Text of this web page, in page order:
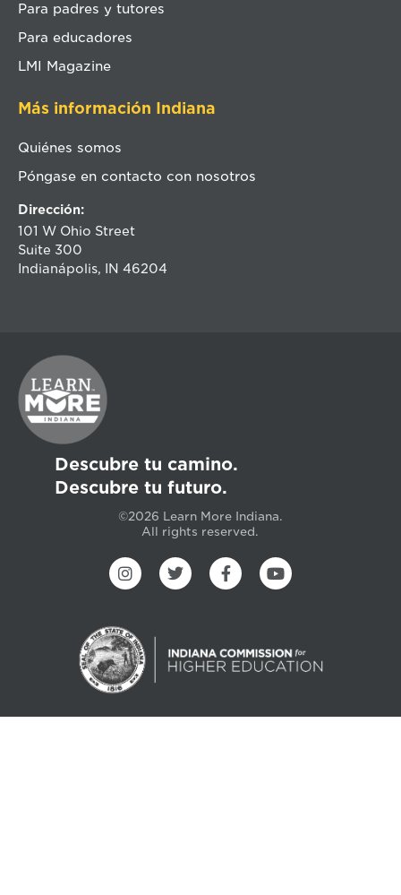
Para padres y tutores
Para educadores
LMI Magazine
Más información Indiana
Quiénes somos
Póngase en contacto con nosotros
Dirección:
101 W Ohio Street
Suite 300
Indianápolis, IN 46204
Descubre tu camino.
Descubre tu futuro.
©2026 Learn More Indiana.
All rights reserved.